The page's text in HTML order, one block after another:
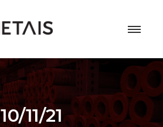
10/11/21